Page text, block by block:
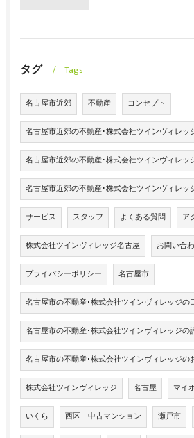
タグ Tags
名古屋市近郊 不動産 コンセプト
名古屋市近郊の不動産･株式会社ツインヴィレッ
名古屋市近郊の不動産･株式会社ツインヴィレッ
名古屋市近郊の不動産･株式会社ツインヴィレッ
サービス スタッフ よくある質問 ア
株式会社ツインヴィレッジ名古屋 お問い合
プライバシーポリシー 名古屋市
名古屋市の不動産･株式会社ツインヴィレッジの
名古屋市の不動産･株式会社ツインヴィレッジの
名古屋市の不動産･株式会社ツインヴィレッジの
株式会社ツインヴィレッジ 名古屋 マイ
いくら 西区 中古マンション 瀬戸市